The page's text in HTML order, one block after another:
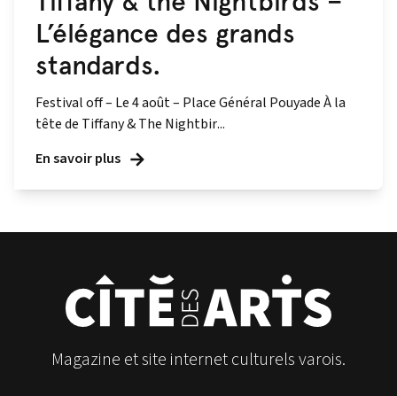
L’élégance des grands
standards.
Festival off – Le 4 août – Place Général Pouyade À la
tête de Tiffany & The Nightbir...
En savoir plus
Magazine et site internet culturels varois.